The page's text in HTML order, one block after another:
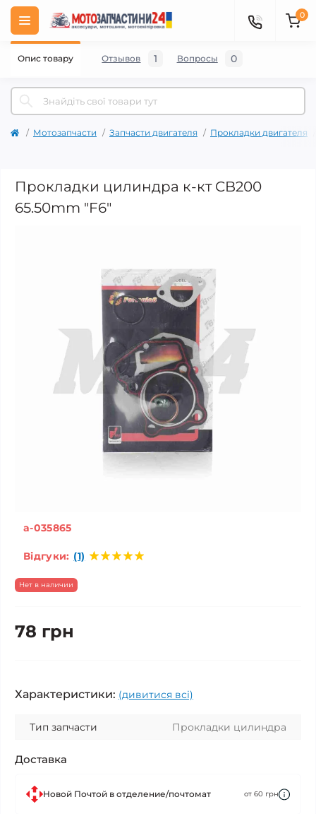
0
Мотозапчасти Запчасти двигателя Прокладки двигателя
Прокладки цилиндра к-кт CB200
65.50mm "F6"
a-035865
Відгуки: (1)
Нет в наличии
78 грн
Характеристики: (дивитися всі)
Тип запчасти Прокладки цилиндра
Доставка
Новой Почтой в отделение/почтомат от 60 грн
Опис товару Отзывов 1 Вопросы 0